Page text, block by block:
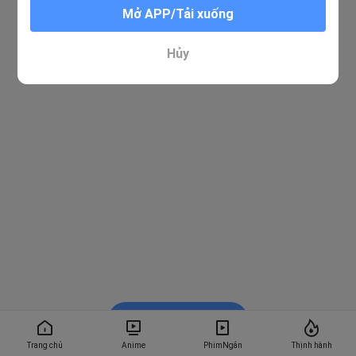
Trang chủ Anime PhimNgắn Thịnh hành
Mở APP/Tải xuống
Hủy
Xem trong BiliBili